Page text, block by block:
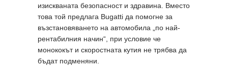
изискваната безопасност и здравина. Вместо
това той предлага Bugatti да помогне за
възстановяването на автомобила „по най-
рентабилния начин“, при условие че
монококът и скоростната кутия не трябва да
бъдат подменяни.